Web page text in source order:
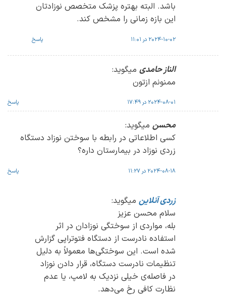
باشد. البته بهتره پزشک متخصص نوزادتان
این بازه زمانی را مشخص کند.
2024-10-02 در 11:01 پاسخ
الناز حامدی میگوید:
ممنونم ازتون
2024-08-01 در 17:49 پاسخ
محسن میگوید:
کسی اطلاعاتی در رابطه با سوختن نوزاد دستگاه
زردی نوزاد در بیمارستان داره؟
2024-08-18 در 11:27 پاسخ
زردی آنلاین میگوید:
سلام محسن عزیز
بله، مواردی از سوختگی نوزادان در اثر
استفاده نادرست از دستگاه فتوتراپی گزارش
شده است. این سوختگی‌ها معمولاً به دلیل
تنظیمات نادرست دستگاه، قرار دادن نوزاد
در فاصله‌ی خیلی نزدیک به لامپ، یا عدم
نظارت کافی رخ می‌دهد.